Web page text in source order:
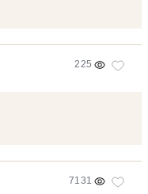
225
7131